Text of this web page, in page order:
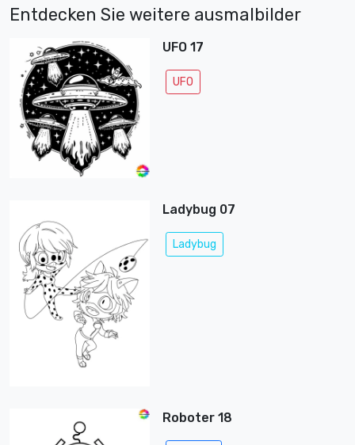
Entdecken Sie weitere ausmalbilder
UFO 17
UFO
Ladybug 07
Ladybug
Roboter 18